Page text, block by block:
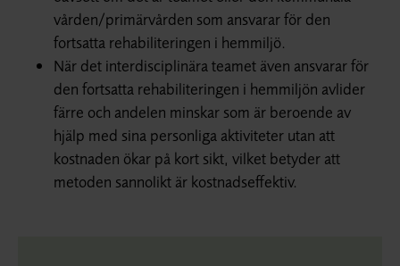
vården/primärvården som ansvarar för den
fortsatta rehabiliteringen i hemmiljö.
När det interdisciplinära teamet även ansvarar för
den fortsatta rehabiliteringen i hemmiljön avlider
färre och andelen minskar som är beroende av
hjälp med sina personliga aktiviteter utan att
kostnaden ökar på kort sikt, vilket betyder att
metoden sannolikt är kostnadseffektiv.